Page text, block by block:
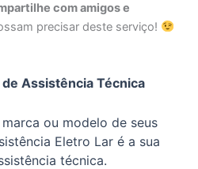
com amigos e
precisar deste serviço!
Assistência Técnica
ou modelo de seus
Eletro Lar é a sua
técnica.